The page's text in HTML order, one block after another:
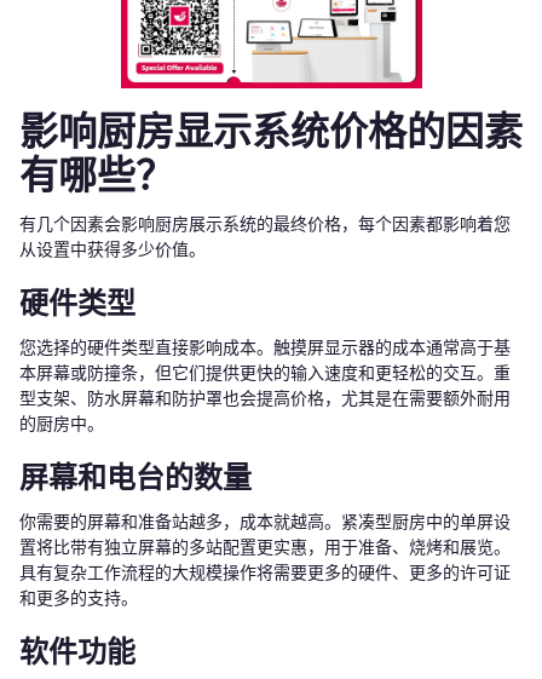
影响厨房显示系统价格的因素
有哪些？
有几个因素会影响厨房展示系统的最终价格，每个因素都影响着您
从设置中获得多少价值。
硬件类型
您选择的硬件类型直接影响成本。触摸屏显示器的成本通常高于基
本屏幕或防撞条，但它们提供更快的输入速度和更轻松的交互。重
型支架、防水屏幕和防护罩也会提高价格，尤其是在需要额外耐用
的厨房中。
屏幕和电台的数量
你需要的屏幕和准备站越多，成本就越高。紧凑型厨房中的单屏设
置将比带有独立屏幕的多站配置更实惠，用于准备、烧烤和展览。
具有复杂工作流程的大规模操作将需要更多的硬件、更多的许可证
和更多的支持。
软件功能